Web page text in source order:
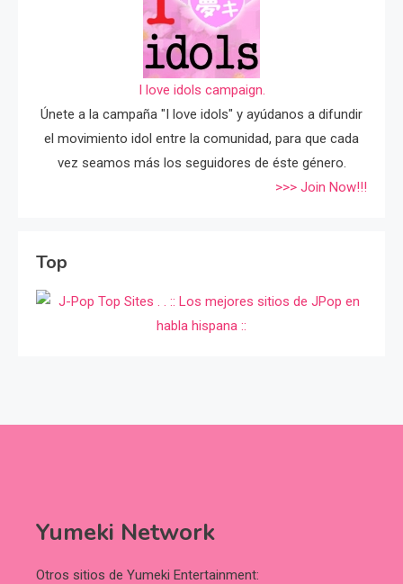
I love idols campaign.
Únete a la campaña "I love idols" y ayúdanos a difundir
el movimiento idol entre la comunidad, para que cada
vez seamos más los seguidores de éste género.
>>> Join Now!!!
Top
Yumeki Network
Otros sitios de Yumeki Entertainment: